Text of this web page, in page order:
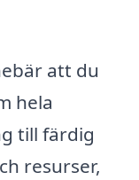
att du
hela
till färdig
resurser,